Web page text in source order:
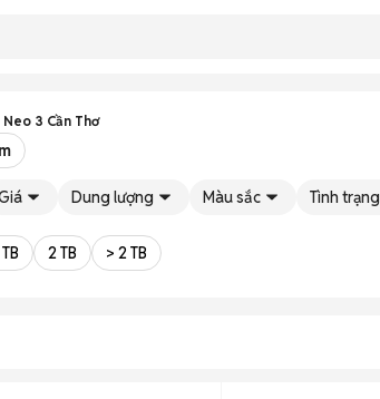
Neo 3 Cần Thơ
Dung lượng Màu sắc Tình trạng
2 TB > 2 TB